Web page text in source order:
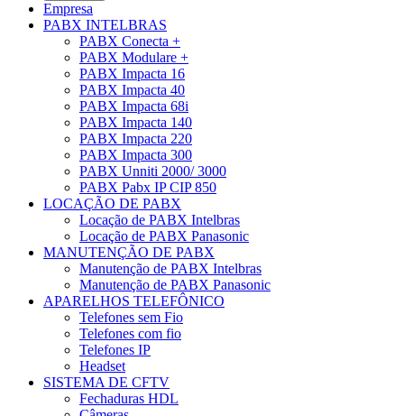
Empresa
PABX INTELBRAS
PABX Conecta +
PABX Modulare +
PABX Impacta 16
PABX Impacta 40
PABX Impacta 68i
PABX Impacta 140
PABX Impacta 220
PABX Impacta 300
PABX Unniti 2000/ 3000
PABX Pabx IP CIP 850
LOCAÇÃO DE PABX
Locação de PABX Intelbras
Locação de PABX Panasonic
MANUTENÇÃO DE PABX
Manutenção de PABX Intelbras
Manutenção de PABX Panasonic
APARELHOS TELEFÔNICO
Telefones sem Fio
Telefones com fio
Telefones IP
Headset
SISTEMA DE CFTV
Fechaduras HDL